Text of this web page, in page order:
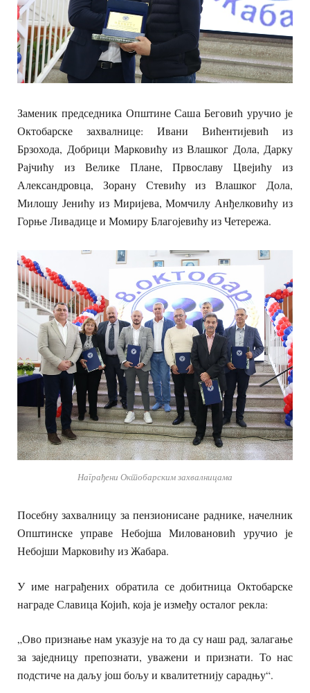
Заменик председника Општине Саша Беговић уручио је
Октобарске захвалнице: Ивани Вићентијевић из
Брзохода, Добрици Марковићу из Влашког Дола, Дарку
Рајчићу из Велике Плане, Првославу Цвејићу из
Александровца, Зорану Стевићу из Влашког Дола,
Милошу Јенићу из Миријева, Момчилу Анђелковићу из
Горње Ливадице и Момиру Благојевићу из Четережа.
Награђени Октобарским захвалницама
Посебну захвалницу за пензионисане раднике, начелник
Општинске управе Небојша Миловановић уручио је
Небојши Марковићу из Жабара.
У име награђених обратила се добитница Октобарске
награде Славица Којић, која је између осталог рекла:
„Ово признање нам указује на то да су наш рад, залагање
за заједницу препознати, уважени и признати. То нас
подстиче на даљу још бољу и квалитетнију сарадњу“.